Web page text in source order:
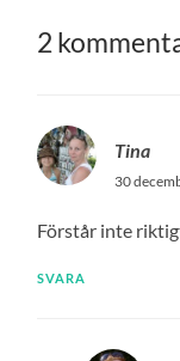
2
Tina
30
Förstår inte
SVARA